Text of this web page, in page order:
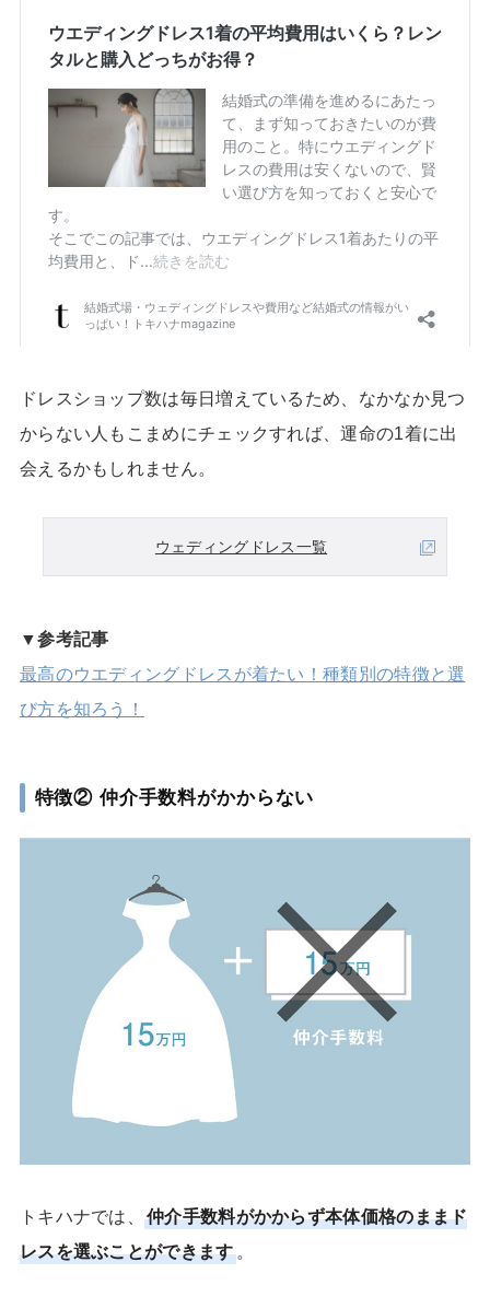
ドレスショップ数は毎日増えているため、なかなか見つ
からない人もこまめにチェックすれば、運命の1着に出
会えるかもしれません。
ウェディングドレス一覧
▼参考記事
最高のウエディングドレスが着たい！種類別の特徴と選
び方を知ろう！
特徴② 仲介手数料がかからない
トキハナでは、仲介手数料がかからず本体価格のままド
レスを選ぶことができます。